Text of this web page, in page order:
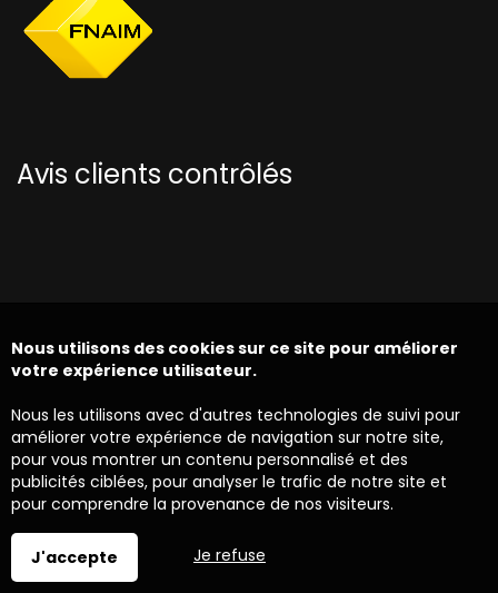
Avis clients contrôlés
Nous utilisons des cookies sur ce site pour améliorer
votre expérience utilisateur.
Nous les utilisons avec d'autres technologies de suivi pour
améliorer votre expérience de navigation sur notre site,
pour vous montrer un contenu personnalisé et des
publicités ciblées, pour analyser le trafic de notre site et
pour comprendre la provenance de nos visiteurs.
J'accepte Je refuse